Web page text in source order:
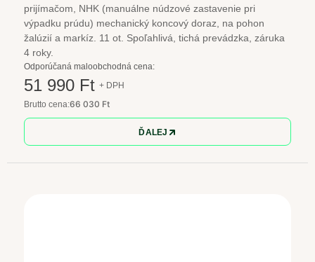
prijímačom, NHK (manuálne núdzové zastavenie pri
výpadku prúdu) mechanický koncový doraz, na pohon
žalúzií a markíz. 11 ot. Spoľahlivá, tichá prevádzka, záruka
4 roky.
Odporúčaná maloobchodná cena:
51 990 Ft + DPH
Brutto cena:66 030 Ft
ĎALEJ